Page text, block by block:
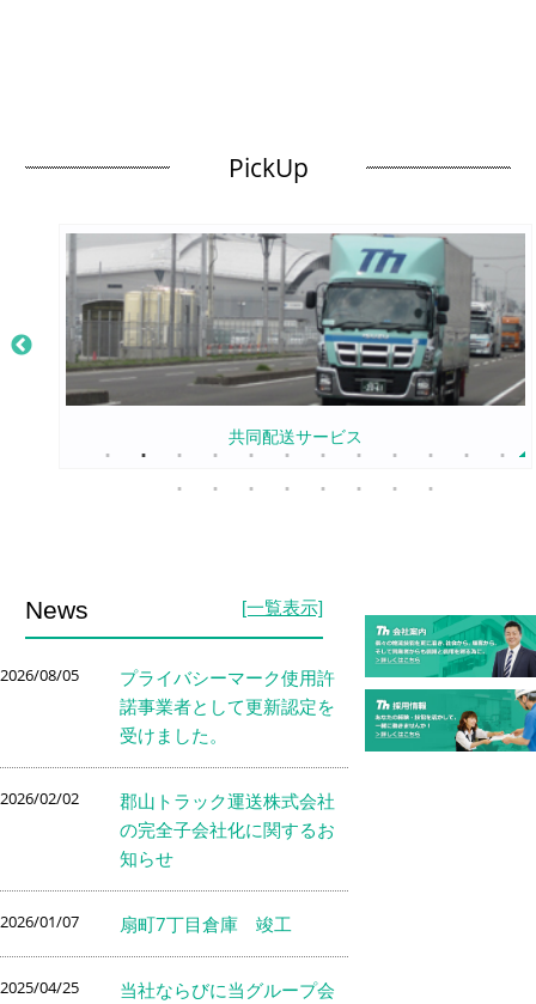
PickUp
共同配送サービス
News [一覧表示]
2026/08/05
プライバシーマーク使用許
諾事業者として更新認定を
受けました。
2026/02/02
郡山トラック運送株式会社
の完全子会社化に関するお
知らせ
2026/01/07 扇町7丁目倉庫 竣工
2025/04/25
当社ならびに当グループ会